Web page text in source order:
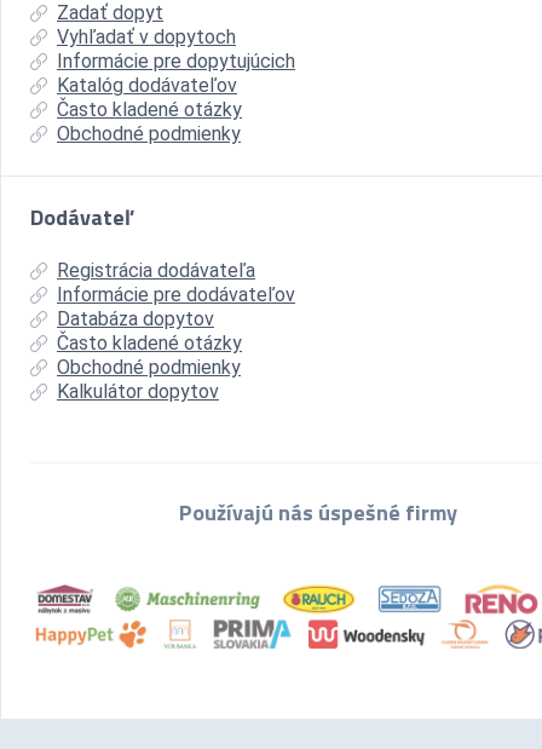
Zadať dopyt
Vyhľadať v dopytoch
Informácie pre dopytujúcich
Katalóg dodávateľov
Často kladené otázky
Obchodné podmienky
Dodávateľ
Registrácia dodávateľa
Informácie pre dodávateľov
Databáza dopytov
Často kladené otázky
Obchodné podmienky
Kalkulátor dopytov
Používajú nás úspešné firmy